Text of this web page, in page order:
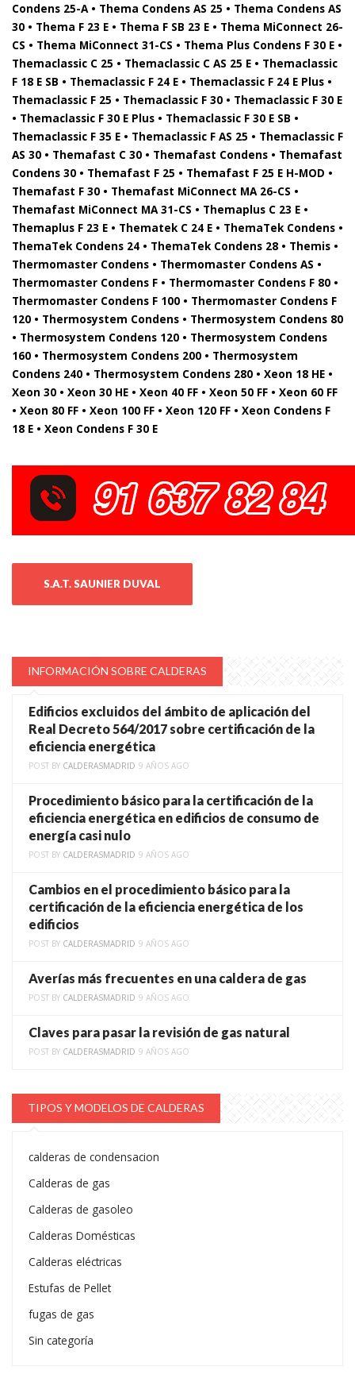
Condens 25-A • Thema Condens AS 25 • Thema Condens AS
30 • Thema F 23 E • Thema F SB 23 E • Thema MiConnect 26-
CS • Thema MiConnect 31-CS • Thema Plus Condens F 30 E •
Themaclassic C 25 • Themaclassic C AS 25 E • Themaclassic
F 18 E SB • Themaclassic F 24 E • Themaclassic F 24 E Plus •
Themaclassic F 25 • Themaclassic F 30 • Themaclassic F 30 E
• Themaclassic F 30 E Plus • Themaclassic F 30 E SB •
Themaclassic F 35 E • Themaclassic F AS 25 • Themaclassic F
AS 30 • Themafast C 30 • Themafast Condens • Themafast
Condens 30 • Themafast F 25 • Themafast F 25 E H-MOD •
Themafast F 30 • Themafast MiConnect MA 26-CS •
Themafast MiConnect MA 31-CS • Themaplus C 23 E •
Themaplus F 23 E • Thematek C 24 E • ThemaTek Condens •
ThemaTek Condens 24 • ThemaTek Condens 28 • Themis •
Thermomaster Condens • Thermomaster Condens AS •
Thermomaster Condens F • Thermomaster Condens F 80 •
Thermomaster Condens F 100 • Thermomaster Condens F
120 • Thermosystem Condens • Thermosystem Condens 80
• Thermosystem Condens 120 • Thermosystem Condens
160 • Thermosystem Condens 200 • Thermosystem
Condens 240 • Thermosystem Condens 280 • Xeon 18 HE •
Xeon 30 • Xeon 30 HE • Xeon 40 FF • Xeon 50 FF • Xeon 60 FF
• Xeon 80 FF • Xeon 100 FF • Xeon 120 FF • Xeon Condens F
18 E • Xeon Condens F 30 E
S.A.T. SAUNIER DUVAL
INFORMACIÓN SOBRE CALDERAS
Edificios excluidos del ámbito de aplicación del
Real Decreto 564/2017 sobre certificación de la
eficiencia energética
POST BY CALDERASMADRID 9 AÑOS AGO
Procedimiento básico para la certificación de la
eficiencia energética en edificios de consumo de
energía casi nulo
POST BY CALDERASMADRID 9 AÑOS AGO
Cambios en el procedimiento básico para la
certificación de la eficiencia energética de los
edificios
POST BY CALDERASMADRID 9 AÑOS AGO
Averías más frecuentes en una caldera de gas
POST BY CALDERASMADRID 9 AÑOS AGO
Claves para pasar la revisión de gas natural
POST BY CALDERASMADRID 9 AÑOS AGO
TIPOS Y MODELOS DE CALDERAS
calderas de condensacion
Calderas de gas
Calderas de gasoleo
Calderas Domésticas
Calderas eléctricas
Estufas de Pellet
fugas de gas
Sin categoría